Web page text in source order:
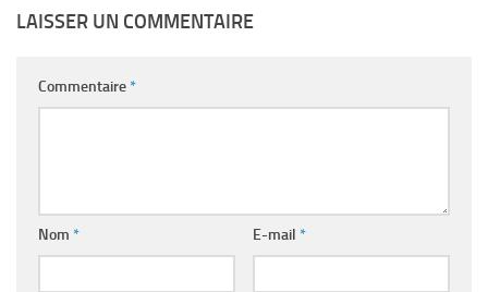
LAISSER UN COMMENTAIRE
Commentaire*
Nom * E-mail *